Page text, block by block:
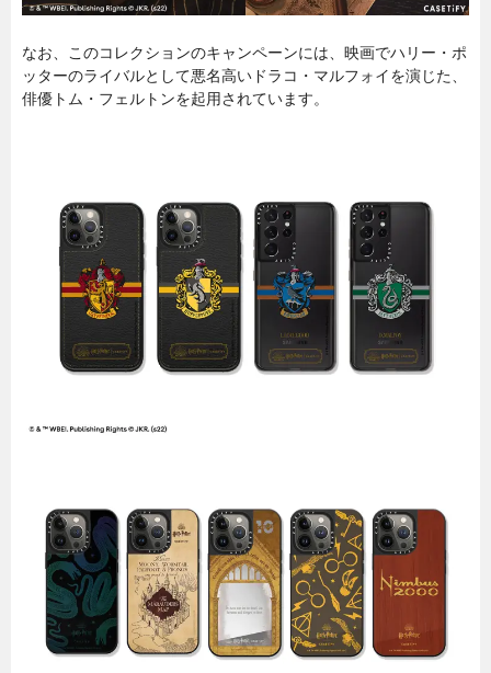
なお、このコレクションのキャンペーンには、映画でハリー・ポ
ッターのライバルとして悪名高いドラコ・マルフォイを演じた、
俳優トム・フェルトンを起用されています。